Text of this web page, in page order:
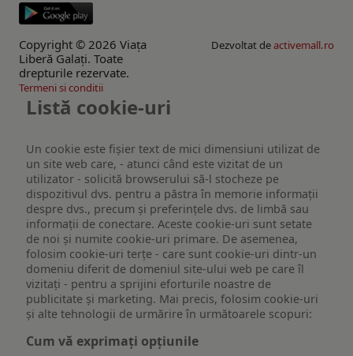
Copyright © 2026 Viaţa
Liberă Galaţi. Toate
drepturile rezervate.
Dezvoltat deactivemall.ro
Termeni si conditii
Listă cookie-uri
Un cookie este fişier text de mici dimensiuni utilizat de
un site web care, - atunci când este vizitat de un
utilizator - solicită browserului să-l stocheze pe
dispozitivul dvs. pentru a păstra în memorie informații
despre dvs., precum și preferințele dvs. de limbă sau
informații de conectare. Aceste cookie-uri sunt setate
de noi și numite cookie-uri primare. De asemenea,
folosim cookie-uri terțe - care sunt cookie-uri dintr-un
domeniu diferit de domeniul site-ului web pe care îl
vizitați - pentru a sprijini eforturile noastre de
publicitate și marketing. Mai precis, folosim cookie-uri
și alte tehnologii de urmărire în următoarele scopuri:
Cum vă exprimați opțiunile